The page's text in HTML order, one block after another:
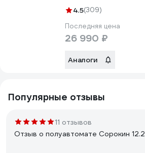
4.5(309)
Последняя цена
26 990 ₽
Аналоги
Популярные отзывы
11 отзывов
Отзыв о полуавтомате Сорокин 12.2